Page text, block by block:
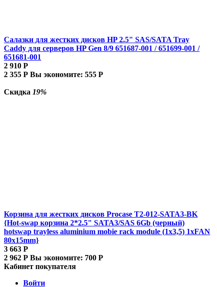
Салазки для жестких дисков HP 2.5" SAS/SATA Tray
Caddy для серверов HP Gen 8/9 651687-001 / 651699-001 /
651681-001
2 910 Р
2 355 Р Вы экономите: 555 Р
Скидка 19%
Корзина для жестких дисков Procase T2-012-SATA3-BK
{Hot-swap корзина 2*2.5" SATA3/SAS 6Gb (черный)
hotswap trayless aluminium mobie rack module (1x3,5) 1xFAN
80x15mm}
3 663 Р
2 962 Р Вы экономите: 700 Р
Кабинет покупателя
Войти